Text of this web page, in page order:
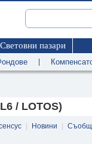
Световни пазари
/ LOTOS)
Новини